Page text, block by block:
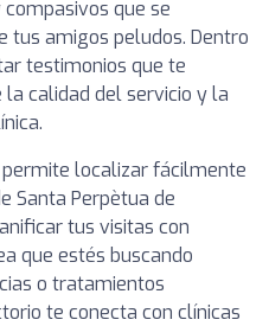
que se
tus amigos peludos. Dentro
testimonios que te
la calidad del servicio y la
localizar fácilmente
Santa Perpètua de
tus visitas con
que estés buscando
o tratamientos
te conecta con clínicas